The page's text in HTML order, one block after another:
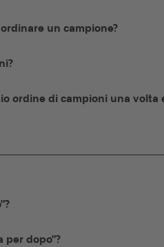
un campione?
ordine di campioni una volta
per dopo"?